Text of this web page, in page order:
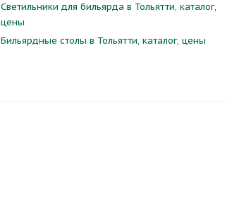
Светильники для бильярда в Тольятти, каталог,
цены
Бильярдные столы в Тольятти, каталог, цены